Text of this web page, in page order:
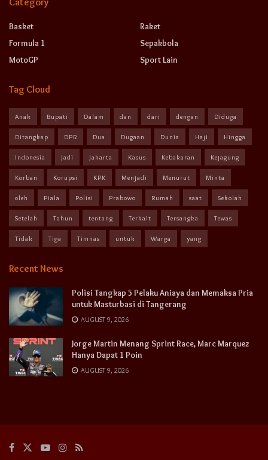
Basket
Formula 1
MotoGP
Raket
Sepakbola
Sport Lain
Tag Cloud
Anak Bupati Dalam dan dari dengan Diduga
Ditangkap DPR Dua Dugaan Dunia Haji Hingga
Indonesia Jadi Jakarta Kasus Kebakaran Kejagung
Korban Korupsi KPK Menjadi Menurut Minta
oleh Piala Polisi Prabowo Rumah saat Sekolah
Setelah Tahun tentang Terkait Tersangka Tewas
Tidak Tiga Timnas untuk Warga yang
Recent News
Polisi Tangkap 5 Pelaku Aniaya dan Memaksa Pria
untuk Masturbasi di Tangerang
AUGUST 9, 2026
Jorge Martin Menang Sprint Race, Marc Marquez
Hanya Dapat 1 Poin
AUGUST 9, 2026